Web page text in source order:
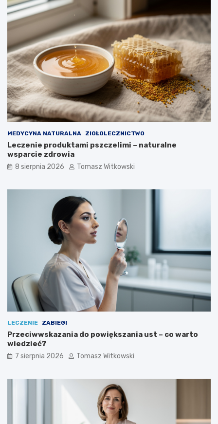
t
y
i
k
d
ł
u
g
o
m
o
ż
n
a
j
s
o
n
i
u
k
r
z
y
c
y
MEDYCYNA NATURALNA ZIOŁOLECZNICTWO
Leczenie produktami pszczelimi – naturalne
wsparcie zdrowia
8 sierpnia 2026 Tomasz Witkowski
LECZENIE ZABIEGI
Przeciwwskazania do powiększania ust – co warto
wiedzieć?
7 sierpnia 2026 Tomasz Witkowski